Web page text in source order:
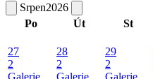
Srpen2026
Po
Út St
27
2
Galerie
28
2
Galerie
29
2
Galerie